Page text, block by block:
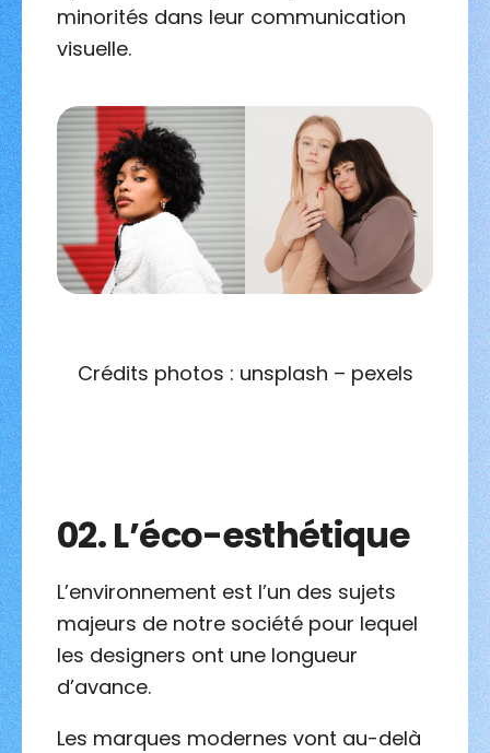
minorités dans leur communication
visuelle.
Crédits photos : unsplash – pexels
02.L’éco-esthétique
L’environnement est l’un des sujets
majeurs de notre société pour lequel
les designers ont une longueur
d’avance.
Les marques modernes vont au-delà